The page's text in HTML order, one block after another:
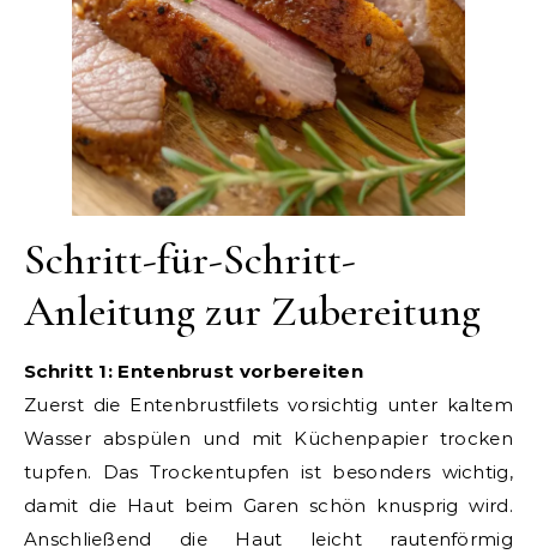
Schritt-für-Schritt-
Anleitung zur Zubereitung
Schritt 1: Entenbrust vorbereiten
Zuerst die Entenbrustfilets vorsichtig unter kaltem
Wasser abspülen und mit Küchenpapier trocken
tupfen. Das Trockentupfen ist besonders wichtig,
damit die Haut beim Garen schön knusprig wird.
Anschließend die Haut leicht rautenförmig